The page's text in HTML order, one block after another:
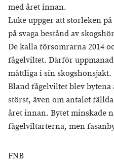
med året innan.
Luke uppger att storleken
på svaga bestånd av
De kalla försomrarna 2014
fågelviltet. Därför
måttliga i sin skogshönsjakt.
Bland fågelviltet blev
störst, även om antalet
året innan. Bytet minskade
fågelviltarterna, men
FNB